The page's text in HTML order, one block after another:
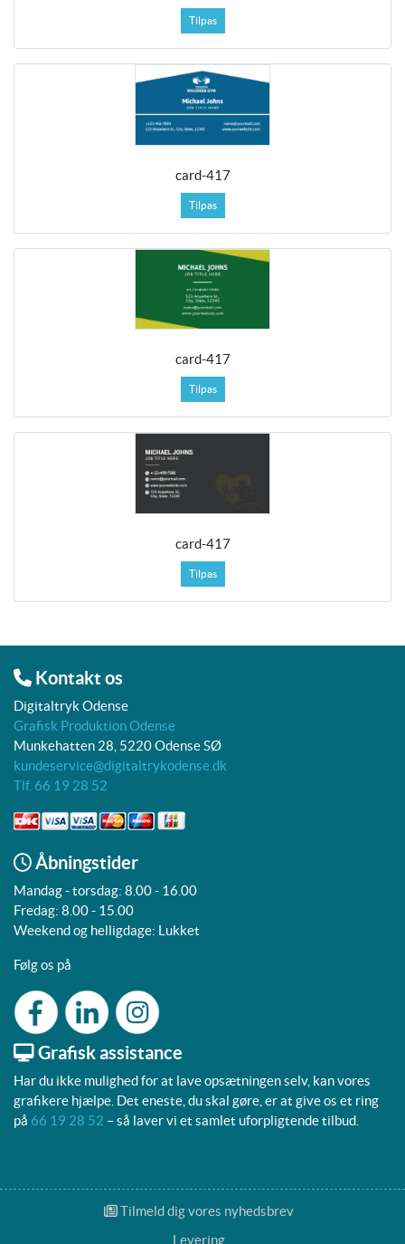
Tilpas
card-417
Tilpas
card-417
Tilpas
card-417
Tilpas
Kontakt os
Digitaltryk Odense
Grafisk Produktion Odense
Munkehatten 28, 5220 Odense SØ
kundeservice@digitaltrykodense.dk
Tlf. 66 19 28 52
Åbningstider
Mandag - torsdag: 8.00 - 16.00
Fredag: 8.00 - 15.00
Weekend og helligdage: Lukket
Følg os på
Grafisk assistance
Har du ikke mulighed for at lave opsætningen selv, kan vores
grafikere hjælpe. Det eneste, du skal gøre, er at give os et ring
på 66 19 28 52 – så laver vi et samlet uforpligtende tilbud.
Tilmeld dig vores nyhedsbrev
Tilmeld dig vores nyhedsbrev
Levering